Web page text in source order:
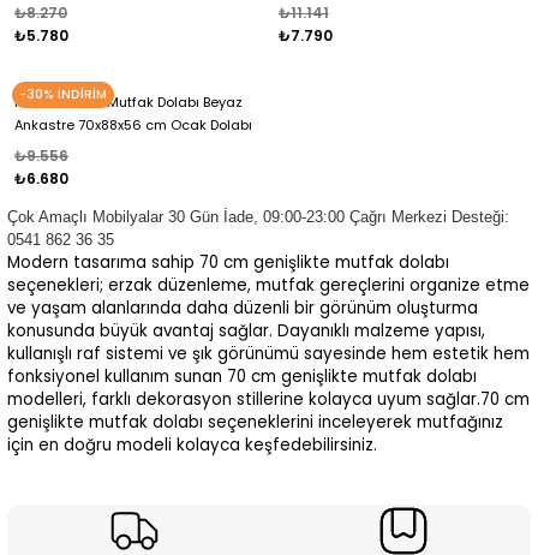
Dolap Çekmeceli Mutfak Organizeri
₺5.780
₺8.270
Üstü Ocak Uyumlu 70x88x56 cm
Dolap
₺7.790
₺11.141
-30% İNDİRİM
Nıvera 70 cm Mutfak Dolabı Beyaz
Ankastre 70x88x56 cm Ocak Dolabı
Tüp Gizleyici Kapaklı Dolap
₺6.680
₺9.556
Çok Amaçlı Mobilyalar 30 Gün İade, 09:00-23:00 Çağrı Merkezi Desteği:
0541 862 36 35
Modern tasarıma sahip 70 cm genişlikte mutfak dolabı
seçenekleri; erzak düzenleme, mutfak gereçlerini organize etme
ve yaşam alanlarında daha düzenli bir görünüm oluşturma
konusunda büyük avantaj sağlar. Dayanıklı malzeme yapısı,
kullanışlı raf sistemi ve şık görünümü sayesinde hem estetik hem
fonksiyonel kullanım sunan 70 cm genişlikte mutfak dolabı
modelleri, farklı dekorasyon stillerine kolayca uyum sağlar.70 cm
genişlikte mutfak dolabı seçeneklerini inceleyerek mutfağınız
için en doğru modeli kolayca keşfedebilirsiniz.